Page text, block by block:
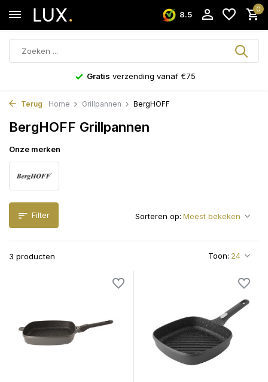
8.5
0
Gratis verzending vanaf €75
Terug Home Grillpannen BergHOFF
BergHOFF Grillpannen
Onze merken
Filter
3 producten Toon:
Sorteren op: